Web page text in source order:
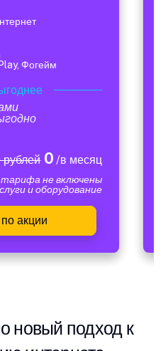
Фогейм
0 /в месяц
не включены
и оборудование
акции
новый подход к